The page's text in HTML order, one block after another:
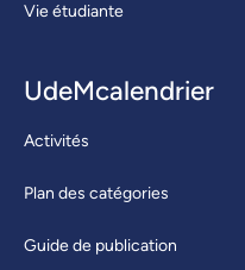
Vie étudiante
UdeMcalendrier
Activités
Plan des catégories
Guide de publication